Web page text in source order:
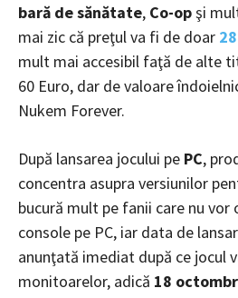
bară de sănătate, Co-opşi
mai zic că preţul va fi de doar
mult mai accesibil faţă de alte
60 Euro, dar de valoare
Nukem Forever.
După lansarea jocului pe PC,
concentra asupra versiunilor
bucură mult pe fanii care nu vor
console pe PC, iar data de
anunţată imediat după ce jocul
monitoarelor, adică 18